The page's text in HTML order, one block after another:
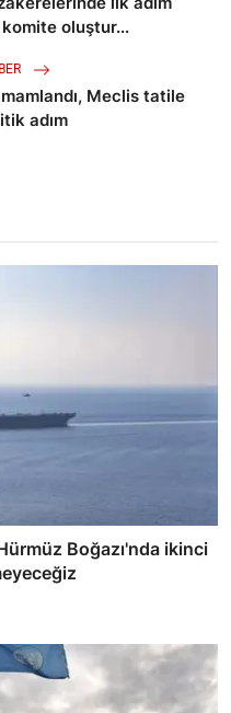
oluştur...
Meclis tatile
adım
Boğazı'nda ikinci